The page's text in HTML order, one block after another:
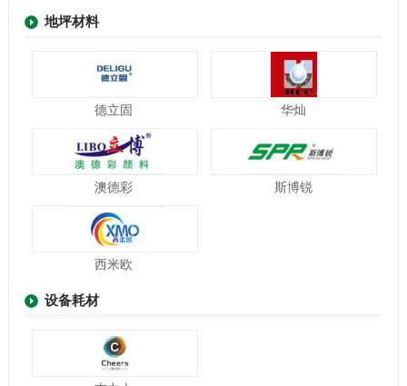
C267 河南省梦美建筑工程有限公司
郑州伟瑞建筑工程有限公司
河南联典实业有限公司
河南艾勒维特涂料有限公司
河南崔盈建筑工程有限公司
郑州贝利金刚石工具有限公司
C255 个人会员（杨青）
中晶工程材料（信阳）有限公司
柘城县恒远金刚石制品有限公司
地坪材料
德立固 华灿
澳德彩 斯博锐
西米欧
设备耗材